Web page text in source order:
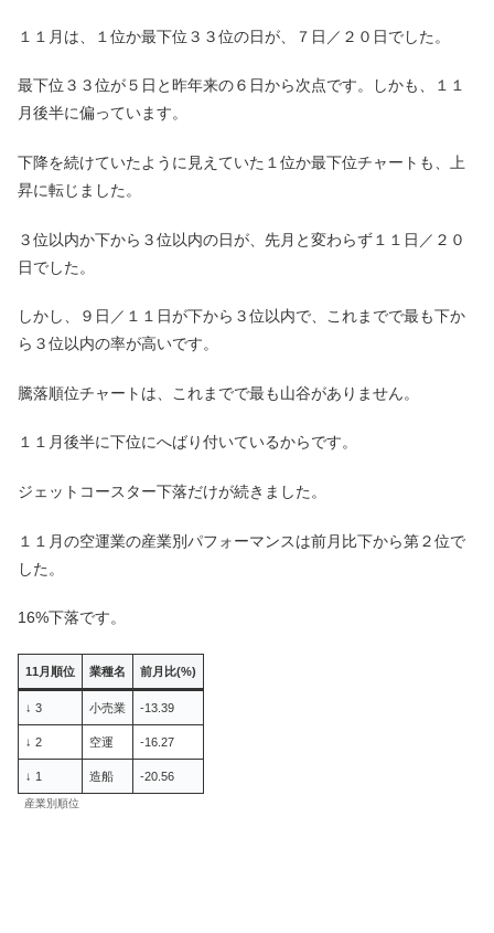
１１月は、１位か最下位３３位の日が、７日／２０日でした。
最下位３３位が５日と昨年来の６日から次点です。しかも、１１
月後半に偏っています。
下降を続けていたように見えていた１位か最下位チャートも、上
昇に転じました。
３位以内か下から３位以内の日が、先月と変わらず１１日／２０
日でした。
しかし、９日／１１日が下から３位以内で、これまでで最も下か
ら３位以内の率が高いです。
騰落順位チャートは、これまでで最も山谷がありません。
１１月後半に下位にへばり付いているからです。
ジェットコースター下落だけが続きました。
１１月の空運業の産業別パフォーマンスは前月比下から第２位で
した。
16%下落です。
11月順位 業種名 前月比(%)
↓ 3 小売業 -13.39
↓ 2 空運 -16.27
↓ 1 造船 -20.56
産業別順位